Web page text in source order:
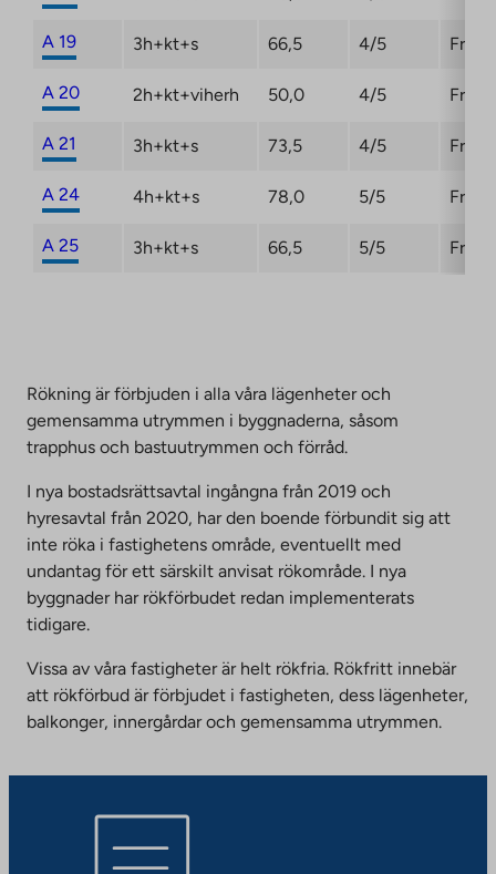
A 19 3h+kt+s 66,5 4/5 Fri
A 20 2h+kt+viherh 50,0 4/5 Fri
A 21 3h+kt+s 73,5 4/5 Fri
A 24 4h+kt+s 78,0 5/5 Fri
A 25 3h+kt+s 66,5 5/5 Fri
Rökning är förbjuden i alla våra lägenheter och
gemensamma utrymmen i byggnaderna, såsom
trapphus och bastuutrymmen och förråd.
I nya bostadsrättsavtal ingångna från 2019 och
hyresavtal från 2020, har den boende förbundit sig att
inte röka i fastighetens område, eventuellt med
undantag för ett särskilt anvisat rökområde. I nya
byggnader har rökförbudet redan implementerats
tidigare.
Vissa av våra fastigheter är helt rökfria. Rökfritt innebär
att rökförbud är förbjudet i fastigheten, dess lägenheter,
balkonger, innergårdar och gemensamma utrymmen.